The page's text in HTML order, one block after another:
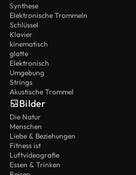
Synthese
Elektronische Trommeln
Schlüssel
Klavier
kinematisch
glatte
Elektronisch
Umgebung
Strings
Akustische Trommel
Bilder
Die Natur
Menschen
Liebe & Beziehungen
Fitness ist
Luftvideografie
Essen & Trinken